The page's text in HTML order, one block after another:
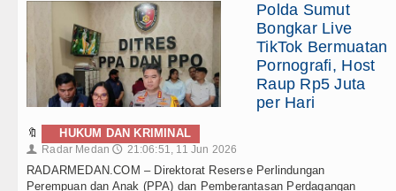
Polda Sumut
Bongkar Live
TikTok Bermuatan
Pornografi, Host
Raup Rp5 Juta
per Hari
🔖 HUKUM DAN KRIMINAL
👤 Radar Medan 🕔 21:06:51, 11 Jun 2026
RADARMEDAN.COM – Direktorat Reserse Perlindungan
Perempuan dan Anak (PPA) dan Pemberantasan Perdagangan